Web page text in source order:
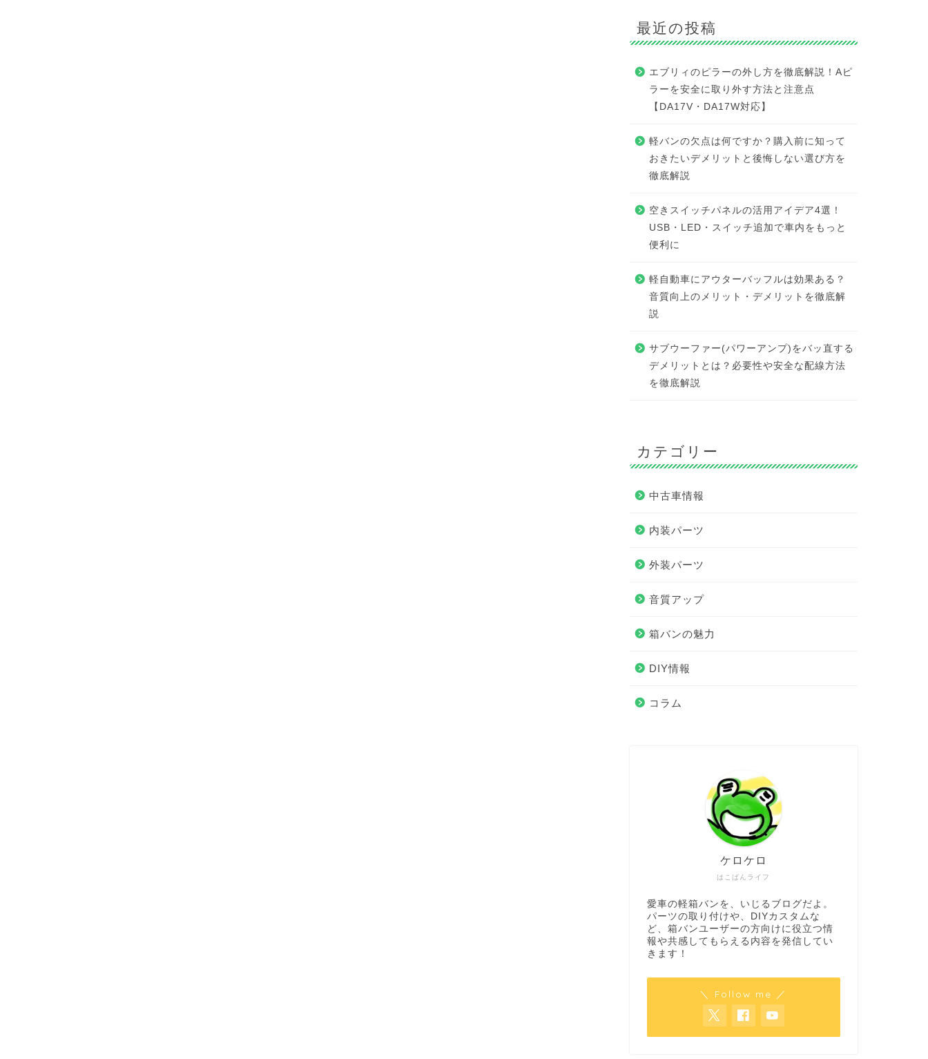
最近の投稿
エブリィのピラーの外し方を徹底解説！Aピ
ラーを安全に取り外す方法と注意点
【DA17V・DA17W対応】
軽バンの欠点は何ですか？購入前に知って
おきたいデメリットと後悔しない選び方を
徹底解説
空きスイッチパネルの活用アイデア4選！
USB・LED・スイッチ追加で車内をもっと
便利に
軽自動車にアウターバッフルは効果ある？
音質向上のメリット・デメリットを徹底解
説
サブウーファー(パワーアンプ)をバッ直する
デメリットとは？必要性や安全な配線方法
を徹底解説
カテゴリー
中古車情報
内装パーツ
外装パーツ
音質アップ
箱バンの魅力
DIY情報
コラム
はこばんライフ
ケロケロ
愛車の軽箱バンを、いじるブログだよ。
パーツの取り付けや、DIYカスタムな
ど、箱バンユーザーの方向けに役立つ情
報や共感してもらえる内容を発信してい
きます！
＼ Follow me ／